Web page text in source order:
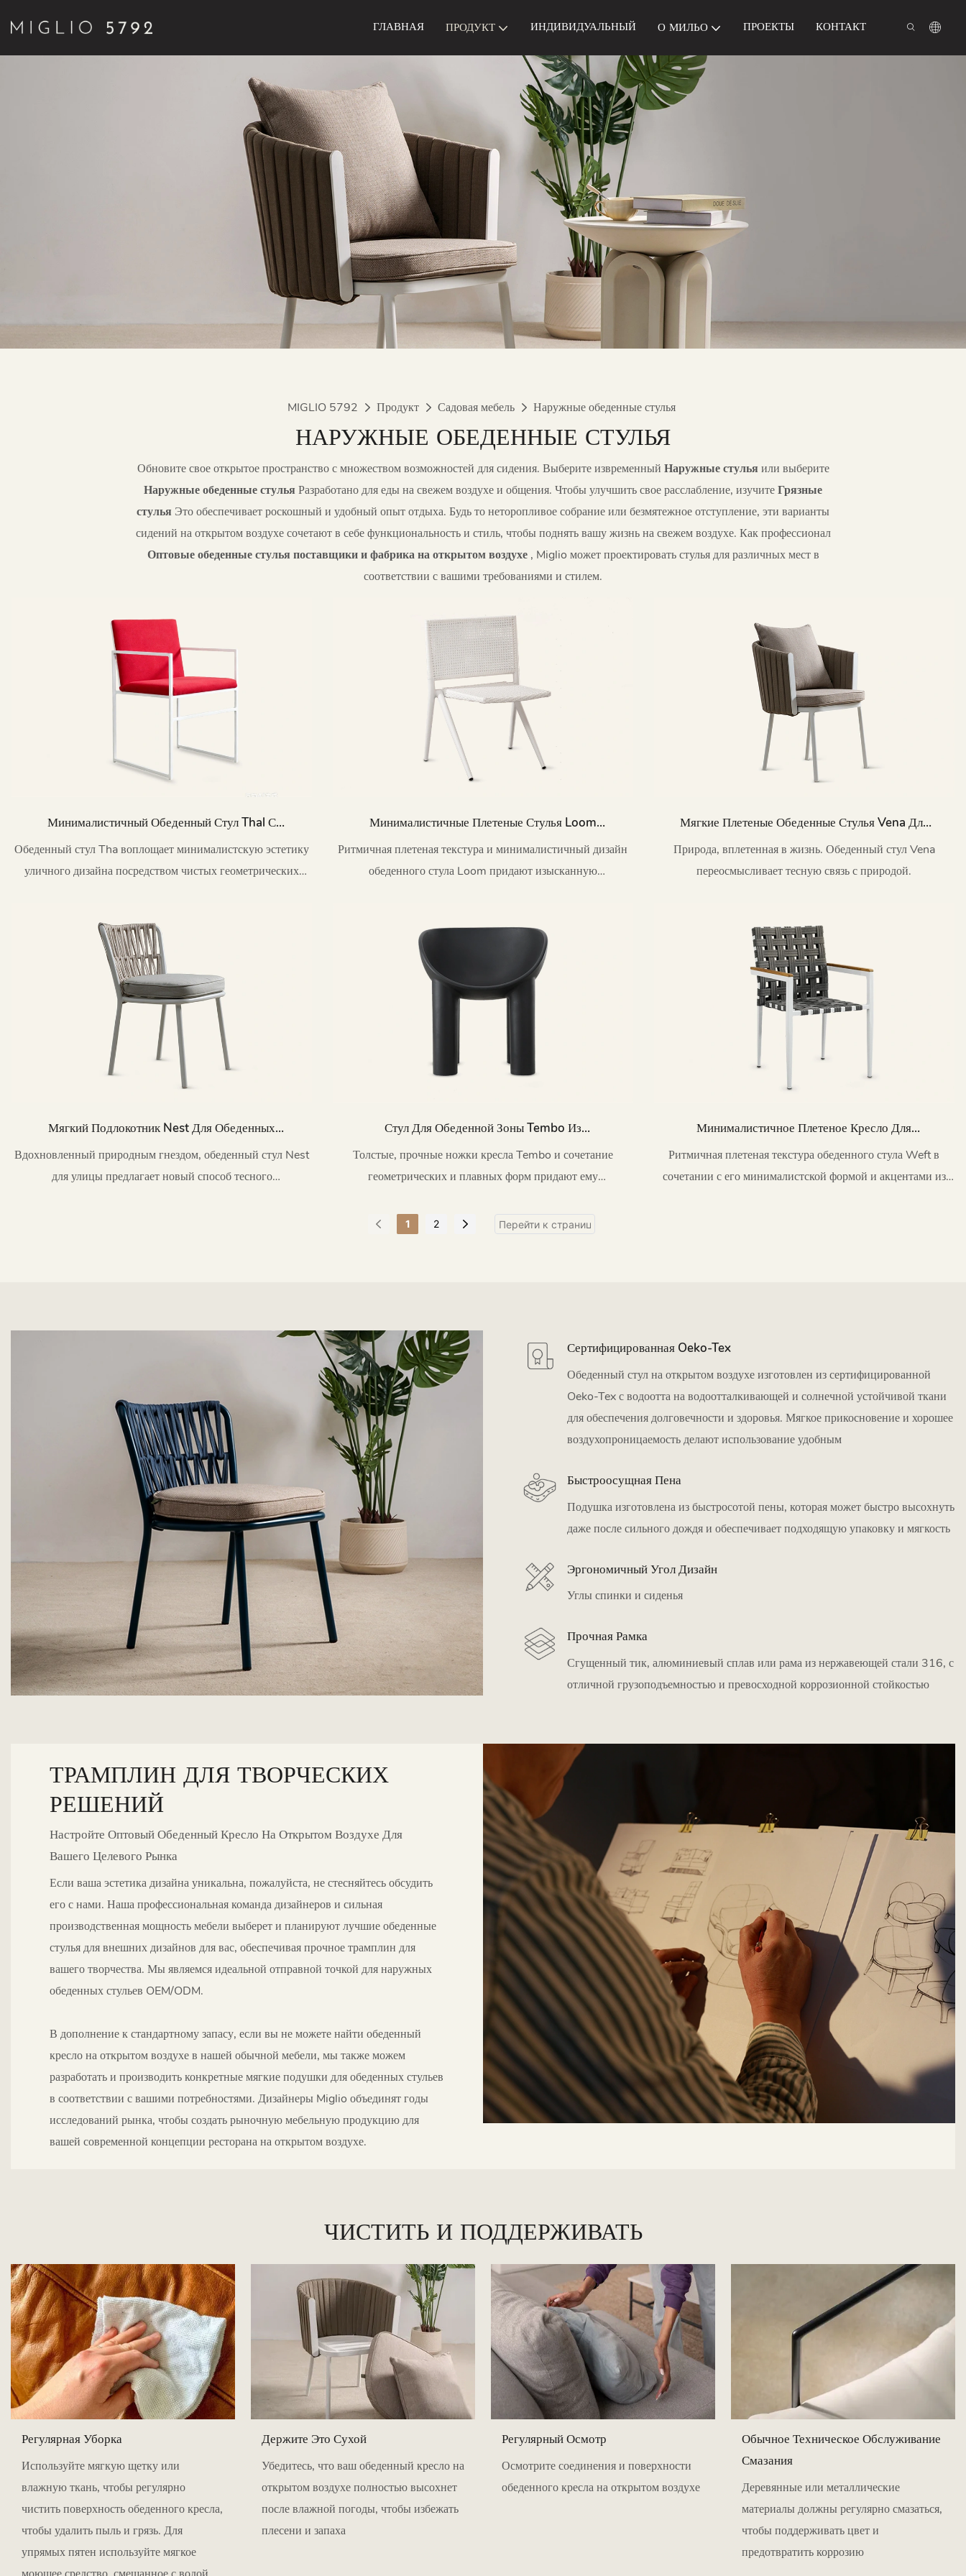
ГЛАВНАЯ ПРОДУКТ ИНДИВИДУАЛЬНЫЙ О МИЛЬО ПРОЕКТЫ КОНТАКТ
MIGLIO 5792 Продукт Садовая мебель Наружные обеденные стулья
НАРУЖНЫЕ ОБЕДЕННЫЕ СТУЛЬЯ
Обновите свое открытое пространство с множеством возможностей для сидения. Выберите извременный Наружные стулья или выберите
Наружные обеденные стулья Разработано для еды на свежем воздухе и общения. Чтобы улучшить свое расслабление, изучитеГрязные
стулья Это обеспечивает роскошный и удобный опыт отдыха. Будь то неторопливое собрание или безмятежное отступление, эти варианты
сидений на открытом воздухе сочетают в себе функциональность и стиль, чтобы поднять вашу жизнь на свежем воздухе. Как профессионал
Оптовые обеденные стулья поставщики и фабрика на открытом воздухе , Miglio может проектировать стулья для различных мест в
соответствии с вашими требованиями и стилем.
Минималистичный Обеденный Стул Thal С
Мягкой Обивкой Из Металла Для Улицы HC14
Обеденный стул Tha воплощает минималистскую эстетику
уличного дизайна посредством чистых геометрических
Минималистичные Плетеные Стулья Loom
Mental Patio Для Обедов HC26
Ритмичная плетеная текстура и минималистичный дизайн
обеденного стула Loom придают изысканную
Мягкие Плетеные Обеденные Стулья Vena Для
Улицы, Модель HC53
Природа, вплетенная в жизнь. Обеденный стул Vena
переосмысливает тесную связь с природой.
Мягкий Подлокотник Nest Для Обеденных
Стульев На Открытом Воздухе HC54
Вдохновленный природным гнездом, обеденный стул Nest
для улицы предлагает новый способ тесного
Стул Для Обеденной Зоны Tembo Из
Полиэтиленового Пластика, Предназначенный
Для Использования На Открытом Воздухе/в
Толстые, прочные ножки кресла Tembo и сочетание
геометрических и плавных форм придают ему
Минималистичное Плетеное Кресло Для
Обеденной Зоны Weft Mental Для Улицы HC21
Ритмичная плетеная текстура обеденного стула Weft в
сочетании с его минималистской формой и акцентами из
1 2
Сертифицированная Oeko-Tex
Обеденный стул на открытом воздухе изготовлен из сертифицированной
Oeko-Tex с водоотта на водоотталкивающей и солнечной устойчивой ткани
для обеспечения долговечности и здоровья. Мягкое прикосновение и хорошее
воздухопроницаемость делают использование удобным
Быстроосущная Пена
Подушка изготовлена ​​из быстросотой пены, которая может быстро высохнуть
даже после сильного дождя и обеспечивает подходящую упаковку и мягкость
Эргономичный Угол Дизайн
Углы спинки и сиденья
Прочная Рамка
Сгущенный тик, алюминиевый сплав или рама из нержавеющей стали 316, с
отличной грузоподъемностью и превосходной коррозионной стойкостью
ТРАМПЛИН ДЛЯ ТВОРЧЕСКИХ
РЕШЕНИЙ
Настройте Оптовый Обеденный Кресло На Открытом Воздухе Для
Вашего Целевого Рынка
Если ваша эстетика дизайна уникальна, пожалуйста, не стесняйтесь обсудить
его с нами. Наша профессиональная команда дизайнеров и сильная
производственная мощность мебели выберет и планируют лучшие обеденные
стулья для внешних дизайнов для вас, обеспечивая прочное трамплин для
вашего творчества. Мы являемся идеальной отправной точкой для наружных
обеденных стульев OEM/ODM.
В дополнение к стандартному запасу, если вы не можете найти обеденный
кресло на открытом воздухе в нашей обычной мебели, мы также можем
разработать и производить конкретные мягкие подушки для обеденных стульев
в соответствии с вашими потребностями. Дизайнеры Miglio объединят годы
исследований рынка, чтобы создать рыночную мебельную продукцию для
вашей современной концепции ресторана на открытом воздухе.
ЧИСТИТЬ И ПОДДЕРЖИВАТЬ
Регулярная Уборка
Используйте мягкую щетку или
влажную ткань, чтобы регулярно
чистить поверхность обеденного кресла,
чтобы удалить пыль и грязь. Для
упрямых пятен используйте мягкое
Держите Это Сухой
Убедитесь, что ваш обеденный кресло на
открытом воздухе полностью высохнет
после влажной погоды, чтобы избежать
плесени и запаха
Регулярный Осмотр
Осмотрите соединения и поверхности
обеденного кресла на открытом воздухе
Обычное Техническое Обслуживание
Смазания
Деревянные или металлические
материалы должны регулярно смазаться,
чтобы поддерживать цвет и
предотвратить коррозию